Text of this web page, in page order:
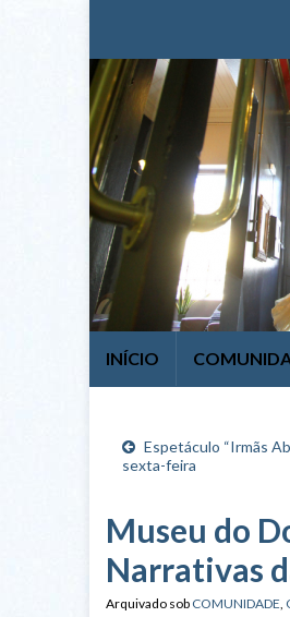
INÍCIO
Espetáculo “Irmãs
sexta-feira
Museu do
Narrativas
Arquivado sob COMUNIDADE,